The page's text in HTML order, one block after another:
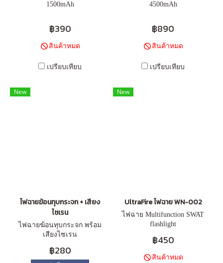
1500mAh
฿390
สินค้าหมด
เปรียบเทียบ
4500mAh
฿890
สินค้าหมด
เปรียบเทียบ
New
ไฟฉายฆ้อนทุบกระจก + เสียง
ไซเรน
ไฟฉายฆ้อนทุบกระจก พร้อม
เสียงไซเรน
฿280
New
UltraFire ไฟฉาย WN-002
ไฟฉาย Multifunction SWAT
flashlight
฿450
สินค้าหมด